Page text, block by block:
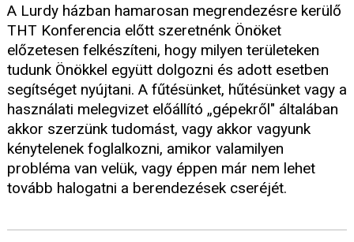
A Lurdy házban hamarosan megrendezésre kerülő
THT Konferencia előtt szeretnénk Önöket
előzetesen felkészíteni, hogy milyen területeken
tudunk Önökkel együtt dolgozni és adott esetben
segítséget nyújtani. A fűtésünket, hűtésünket vagy a
használati melegvizet előállító „gépekről" általában
akkor szerzünk tudomást, vagy akkor vagyunk
kénytelenek foglalkozni, amikor valamilyen
probléma van velük, vagy éppen már nem lehet
tovább halogatni a berendezések cseréjét.